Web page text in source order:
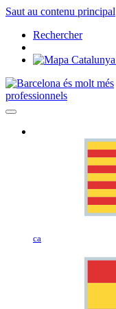
Saut au contenu principal
Rechercher
professionnels
ca